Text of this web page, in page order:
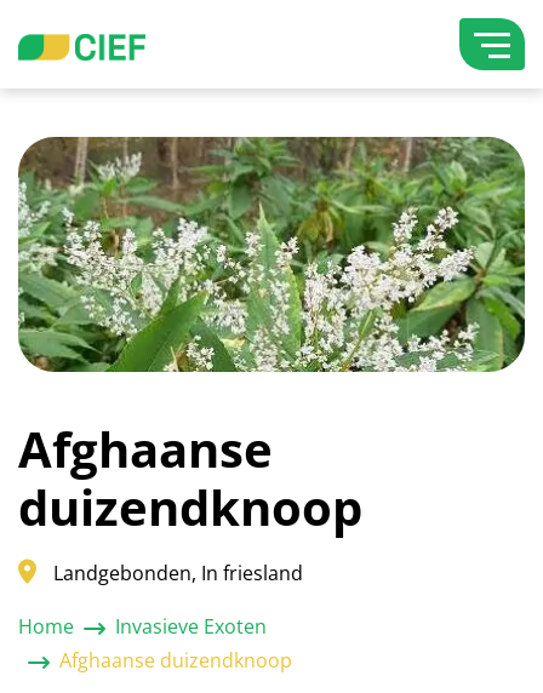
Afghaanse
duizendknoop
Blog_field_Filter
Landgebonden, In friesland
Home
Invasieve Exoten
Afghaanse duizendknoop